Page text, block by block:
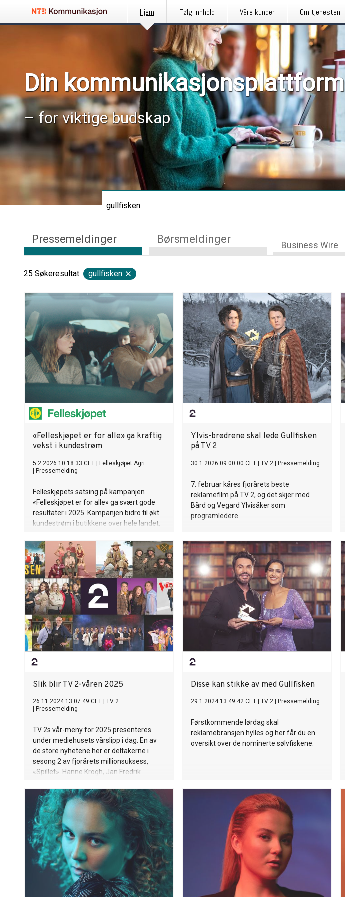
Hjem Følg innhold Våre kunder Om tjenesten
Din kommunikasjonsplattform
– for viktige budskap
Pressemeldinger Børsmeldinger Business Wire
25 Søkeresultat gullfisken
«Felleskjøpet er for alle» ga kraftig
vekst i kundestrøm
5.2.2026 10:18:33 CET
Felleskjøpet Agri
Pressemelding
Felleskjøpets satsing på kampanjen
«Felleskjøpet er for alle» ga svært gode
resultater i 2025. Kampanjen bidro til økt
kundestrøm i butikkene over hele landet,
endring i hvordan flere oppfatter
Felleskjøpet som butikk.
Ylvis-brødrene skal lede Gullfisken
på TV 2
30.1.2026 09:00:00 CET TV 2 Pressemelding
7. februar kåres fjorårets beste
reklamefilm på TV 2, og det skjer med
Bård og Vegard Ylvisåker som
programledere.
Slik blir TV 2-våren 2025
26.11.2024 13:07:49 CET
TV 2
Pressemelding
TV 2s vår-meny for 2025 presenteres
under mediehusets vårslipp i dag. En av
de store nyhetene her er deltakerne i
sesong 2 av fjorårets millionsuksess,
«Spillet». Hanne Krogh, Jan Fredrik
Karlstad er noen av dem vi møter. Mer om
den rikholdige TV 2-våren får du her!
Disse kan stikke av med Gullfisken
29.1.2024 13:49:42 CET TV 2 Pressemelding
Førstkommende lørdag skal
reklamebransjen hylles og her får du en
oversikt over de nominerte sølvfiskene.